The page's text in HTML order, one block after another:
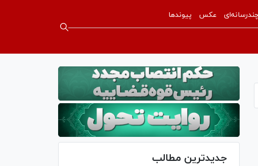
عکس پیوندها
جدیدترین مطالب